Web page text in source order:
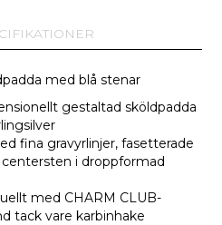
med blå stenar
gestaltad sköldpadda
fina gravyrlinjer, fasetterade
i droppformad
med CHARM CLUB-
tack vare karbinhake